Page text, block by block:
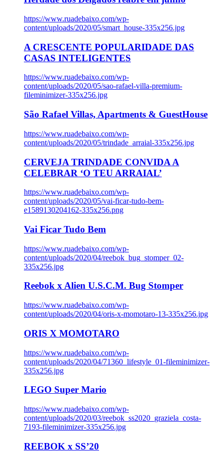
https://www.ruadebaixo.com/wp-
content/uploads/2020/05/smart_house-335x256.jpg
A CRESCENTE POPULARIDADE DAS
CASAS INTELIGENTES
https://www.ruadebaixo.com/wp-
content/uploads/2020/05/sao-rafael-villa-premium-
fileminimizer-335x256.jpg
São Rafael Villas, Apartments & GuestHouse
https://www.ruadebaixo.com/wp-
content/uploads/2020/05/trindade_arraial-335x256.jpg
CERVEJA TRINDADE CONVIDA A
CELEBRAR ‘O TEU ARRAIAL’
https://www.ruadebaixo.com/wp-
content/uploads/2020/05/vai-ficar-tudo-bem-
e1589130204162-335x256.png
Vai Ficar Tudo Bem
https://www.ruadebaixo.com/wp-
content/uploads/2020/04/reebok_bug_stomper_02-
335x256.jpg
Reebok x Alien U.S.C.M. Bug Stomper
https://www.ruadebaixo.com/wp-
content/uploads/2020/04/oris-x-momotaro-13-335x256.jpg
ORIS X MOMOTARO
https://www.ruadebaixo.com/wp-
content/uploads/2020/04/71360_lifestyle_01-fileminimizer-
335x256.jpg
LEGO Super Mario
https://www.ruadebaixo.com/wp-
content/uploads/2020/03/reebok_ss2020_graziela_costa-
7193-fileminimizer-335x256.jpg
REEBOK x SS’20